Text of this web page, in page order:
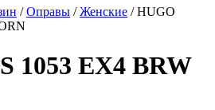
/Оправы /Женские / HUGO
1053 EX4 BRW